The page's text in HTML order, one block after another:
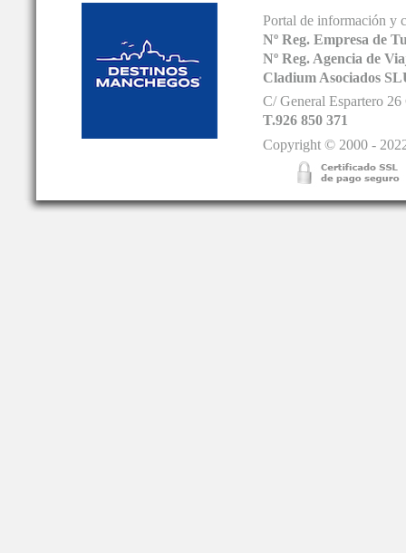
Portal de información y
Nº Reg. Empresa de
Nº Reg. Agencia de
Cladium Asociados
C/ General Espartero
T.926 850 371
Copyright © 2000 -